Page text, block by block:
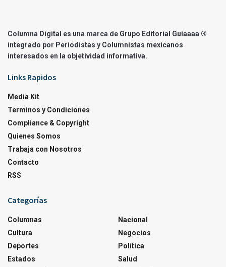
Columna Digital es una marca de Grupo Editorial Guíaaaa ®
integrado por Periodistas y Columnistas mexicanos
interesados en la objetividad informativa.
Links Rapidos
Media Kit
Terminos y Condiciones
Compliance & Copyright
Quienes Somos
Trabaja con Nosotros
Contacto
RSS
Categorías
Columnas
Cultura
Deportes
Estados
Nacional
Negocios
Política
Salud